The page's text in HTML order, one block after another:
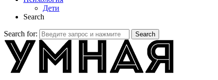
Дети
Search
Search for: Search